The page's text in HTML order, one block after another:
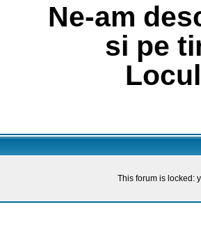
Ne-am
si pe
This forum is locked: